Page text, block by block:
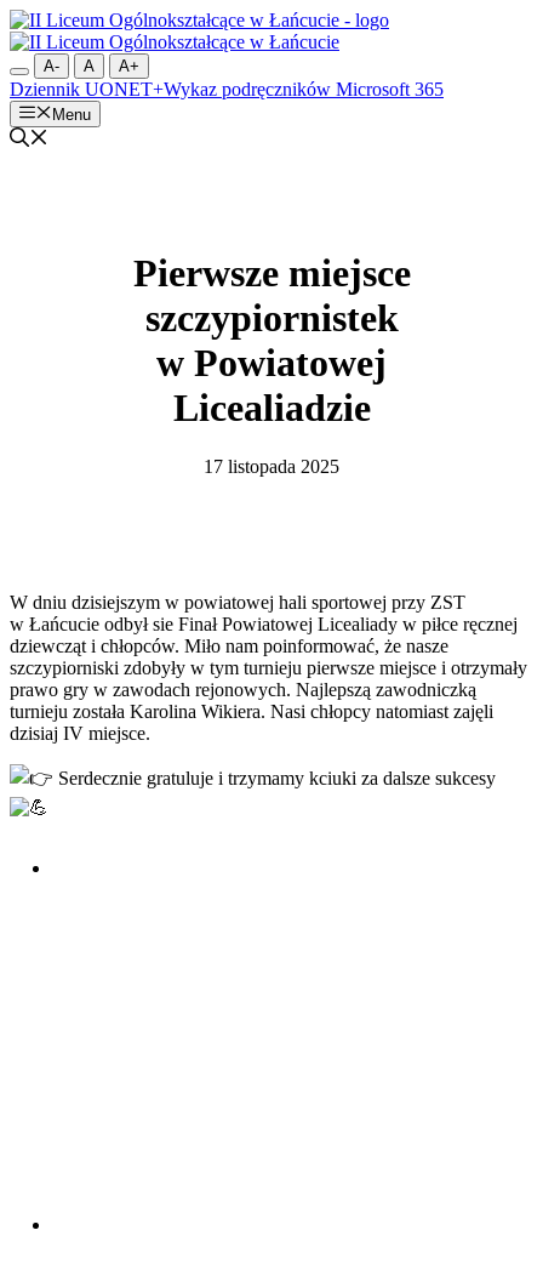
Przejdź
do
treściA- A A+
Dziennik UONET+Wykaz podręczników Microsoft 365
Menu
Pierwsze miejsce
szczypiornistek
w Powiatowej
Licealiadzie
17 listopada 2025
W dniu dzisiejszym w powiatowej hali sportowej przy ZST
w Łańcucie odbył sie Finał Powiatowej Licealiady w piłce ręcznej
dziewcząt i chłopców. Miło nam poinformować, że nasze
szczypiorniski zdobyły w tym turnieju pierwsze miejsce i otrzymały
prawo gry w zawodach rejonowych. Najlepszą zawodniczką
turnieju została Karolina Wikiera. Nasi chłopcy natomiast zajęli
dzisiaj IV miejsce.
Serdecznie gratuluje i trzymamy kciuki za dalsze sukcesy